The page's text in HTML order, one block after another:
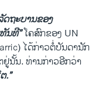
ດຖະບານຂອງ
ນທີ”ໂຄສົກຂອງ UN
ໄດ້ກ່າວຕໍ່ບັນດານັກ
ນັ້ນ. ທ່ານກ່າວອີກວ່າ
.”